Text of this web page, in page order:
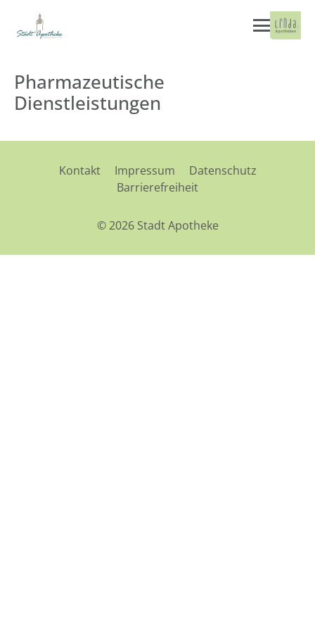
Pharmazeutische
Dienstleistungen
Kontakt Impressum
Datenschutz
Barrierefreiheit
© 2026 Stadt Apotheke